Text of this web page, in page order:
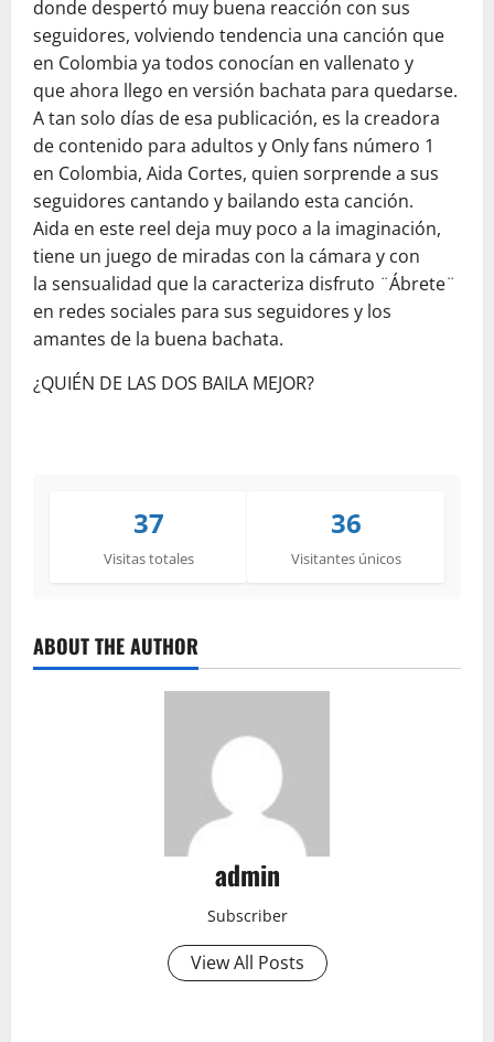
donde despertó muy buena reacción con sus
seguidores, volviendo tendencia una canción que
en Colombia ya todos conocían en vallenato y
que ahora llego en versión bachata para quedarse.
A tan solo días de esa publicación, es la creadora
de contenido para adultos y Only fans número 1
en Colombia, Aida Cortes, quien sorprende a sus
seguidores cantando y bailando esta canción.
Aida en este reel deja muy poco a la imaginación,
tiene un juego de miradas con la cámara y con
la sensualidad que la caracteriza disfruto ¨Ábrete¨
en redes sociales para sus seguidores y los
amantes de la buena bachata.
¿QUIÉN DE LAS DOS BAILA MEJOR?
37
Visitas totales
36
Visitantes únicos
ABOUT THE AUTHOR
admin
Subscriber
View All Posts